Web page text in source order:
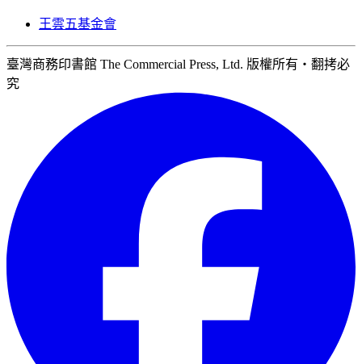
王雲五基金會
臺灣商務印書館 The Commercial Press, Ltd. 版權所有‧翻拷必
究